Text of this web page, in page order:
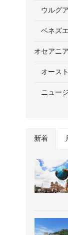
ウルグ
ベネズ
オセアニア
オース
ニュー
新着